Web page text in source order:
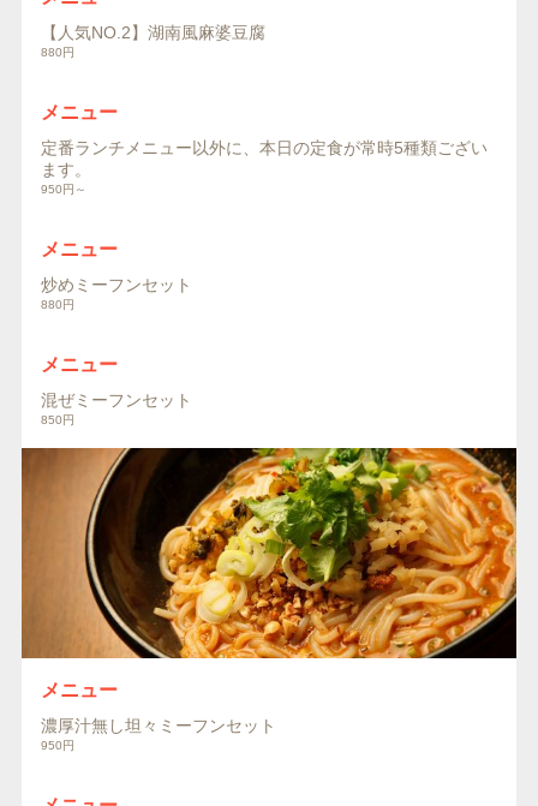
【人気NO.2】湖南風麻婆豆腐
880円
メニュー
定番ランチメニュー以外に、本日の定食が常時5種類ござい
ます。
950円～
メニュー
炒めミーフンセット
880円
メニュー
混ぜミーフンセット
850円
メニュー
濃厚汁無し坦々ミーフンセット
950円